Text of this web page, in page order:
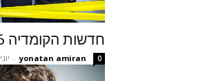
חדשות הקומדיה 17.6-23.6
yonatan amiran
- יוני 24, 2017 0